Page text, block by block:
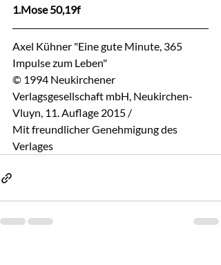
1.Mose 50,19f
Axel Kühner "Eine gute Minute, 365
Impulse zum Leben"
© 1994 Neukirchener
Verlagsgesellschaft mbH, Neukirchen-
Vluyn, 11. Auflage 2015 /
Mit freundlicher Genehmigung des
Verlages